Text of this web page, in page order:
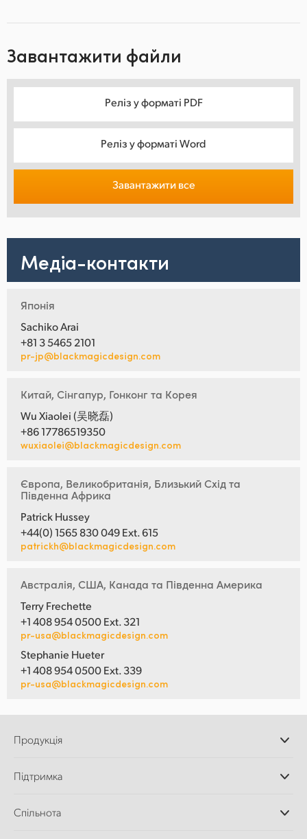
Завантажити файли
Реліз у форматі PDF
Реліз у форматі Word
Завантажити все
Медіа-контакти
Японія
Sachiko Arai
+81 3 5465 2101
pr-jp@blackmagicdesign.com
Китай, Сінгапур, Гонконг та Корея
Wu Xiaolei (吴晓磊)
+86 17786519350
wuxiaolei@blackmagicdesign.com
Європа, Великобританія, Близький Схід та
Південна Африка
Patrick Hussey
+44(0) 1565 830 049 Ext. 615
patrickh@blackmagicdesign.com
Австралія, США, Канада та Південна Америка
Terry Frechette
+1 408 954 0500 Ext. 321
pr-usa@blackmagicdesign.com
Stephanie Hueter
+1 408 954 0500 Ext. 339
pr-usa@blackmagicdesign.com
Продукція
Додатки DaVinci
Відеомікшери ATEM
Підтримка
Центр підтримки
Спільнота